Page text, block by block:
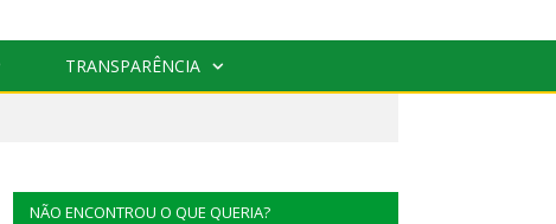
TRANSPARÊNCIA
NÃO ENCONTROU O QUE QUERIA?